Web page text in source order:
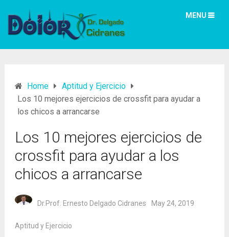
MENU
Home
Aptitud y Ejercicio
Los 10 mejores ejercicios de crossfit para ayudar a
los chicos a arrancarse
Los 10 mejores ejercicios de
crossfit para ayudar a los
chicos a arrancarse
Dr.Prof. Ernesto Delgado Cidranes May 24, 2019
Aptitud y Ejercicio